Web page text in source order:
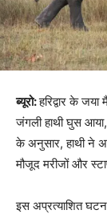
ब्यूरो:हरिद्वार के
जंगली हाथी घुस
के अनुसार, हाथी ने
मौजूद मरीजों और
इस अप्रत्याशित